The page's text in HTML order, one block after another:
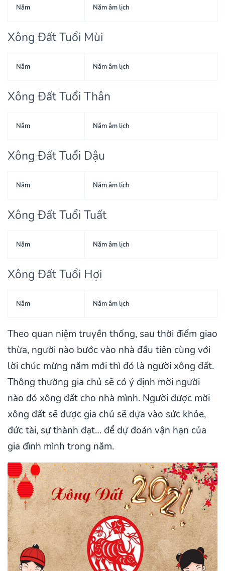
Năm Năm âm lịch
Xông Đất Tuổi Mùi
Năm Năm âm lịch
Xông Đất Tuổi Thân
Năm Năm âm lịch
Xông Đất Tuổi Dậu
Năm Năm âm lịch
Xông Đất Tuổi Tuất
Năm Năm âm lịch
Xông Đất Tuổi Hợi
Năm Năm âm lịch
Theo quan niệm truyền thống, sau thời điểm giao
thừa, người nào bước vào nhà đầu tiên cùng với
lời chúc mừng năm mới thì đó là người xông đất.
Thông thường gia chủ sẽ có ý định mời người
nào đó xông đất cho nhà mình. Người được mời
xông đất sẽ được gia chủ sẽ dựa vào sức khỏe,
đức tài, sự thành đạt… để dự đoán vận hạn của
gia đình mình trong năm.